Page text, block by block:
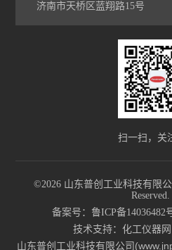
济南市天桥区蓝翔路15号
扫一扫，关
©2026 山东普创工业科技有限
Reserved.
备案号：鲁ICP备14036482
技术支持： 化工仪器网
山东普创工业科技有限公司